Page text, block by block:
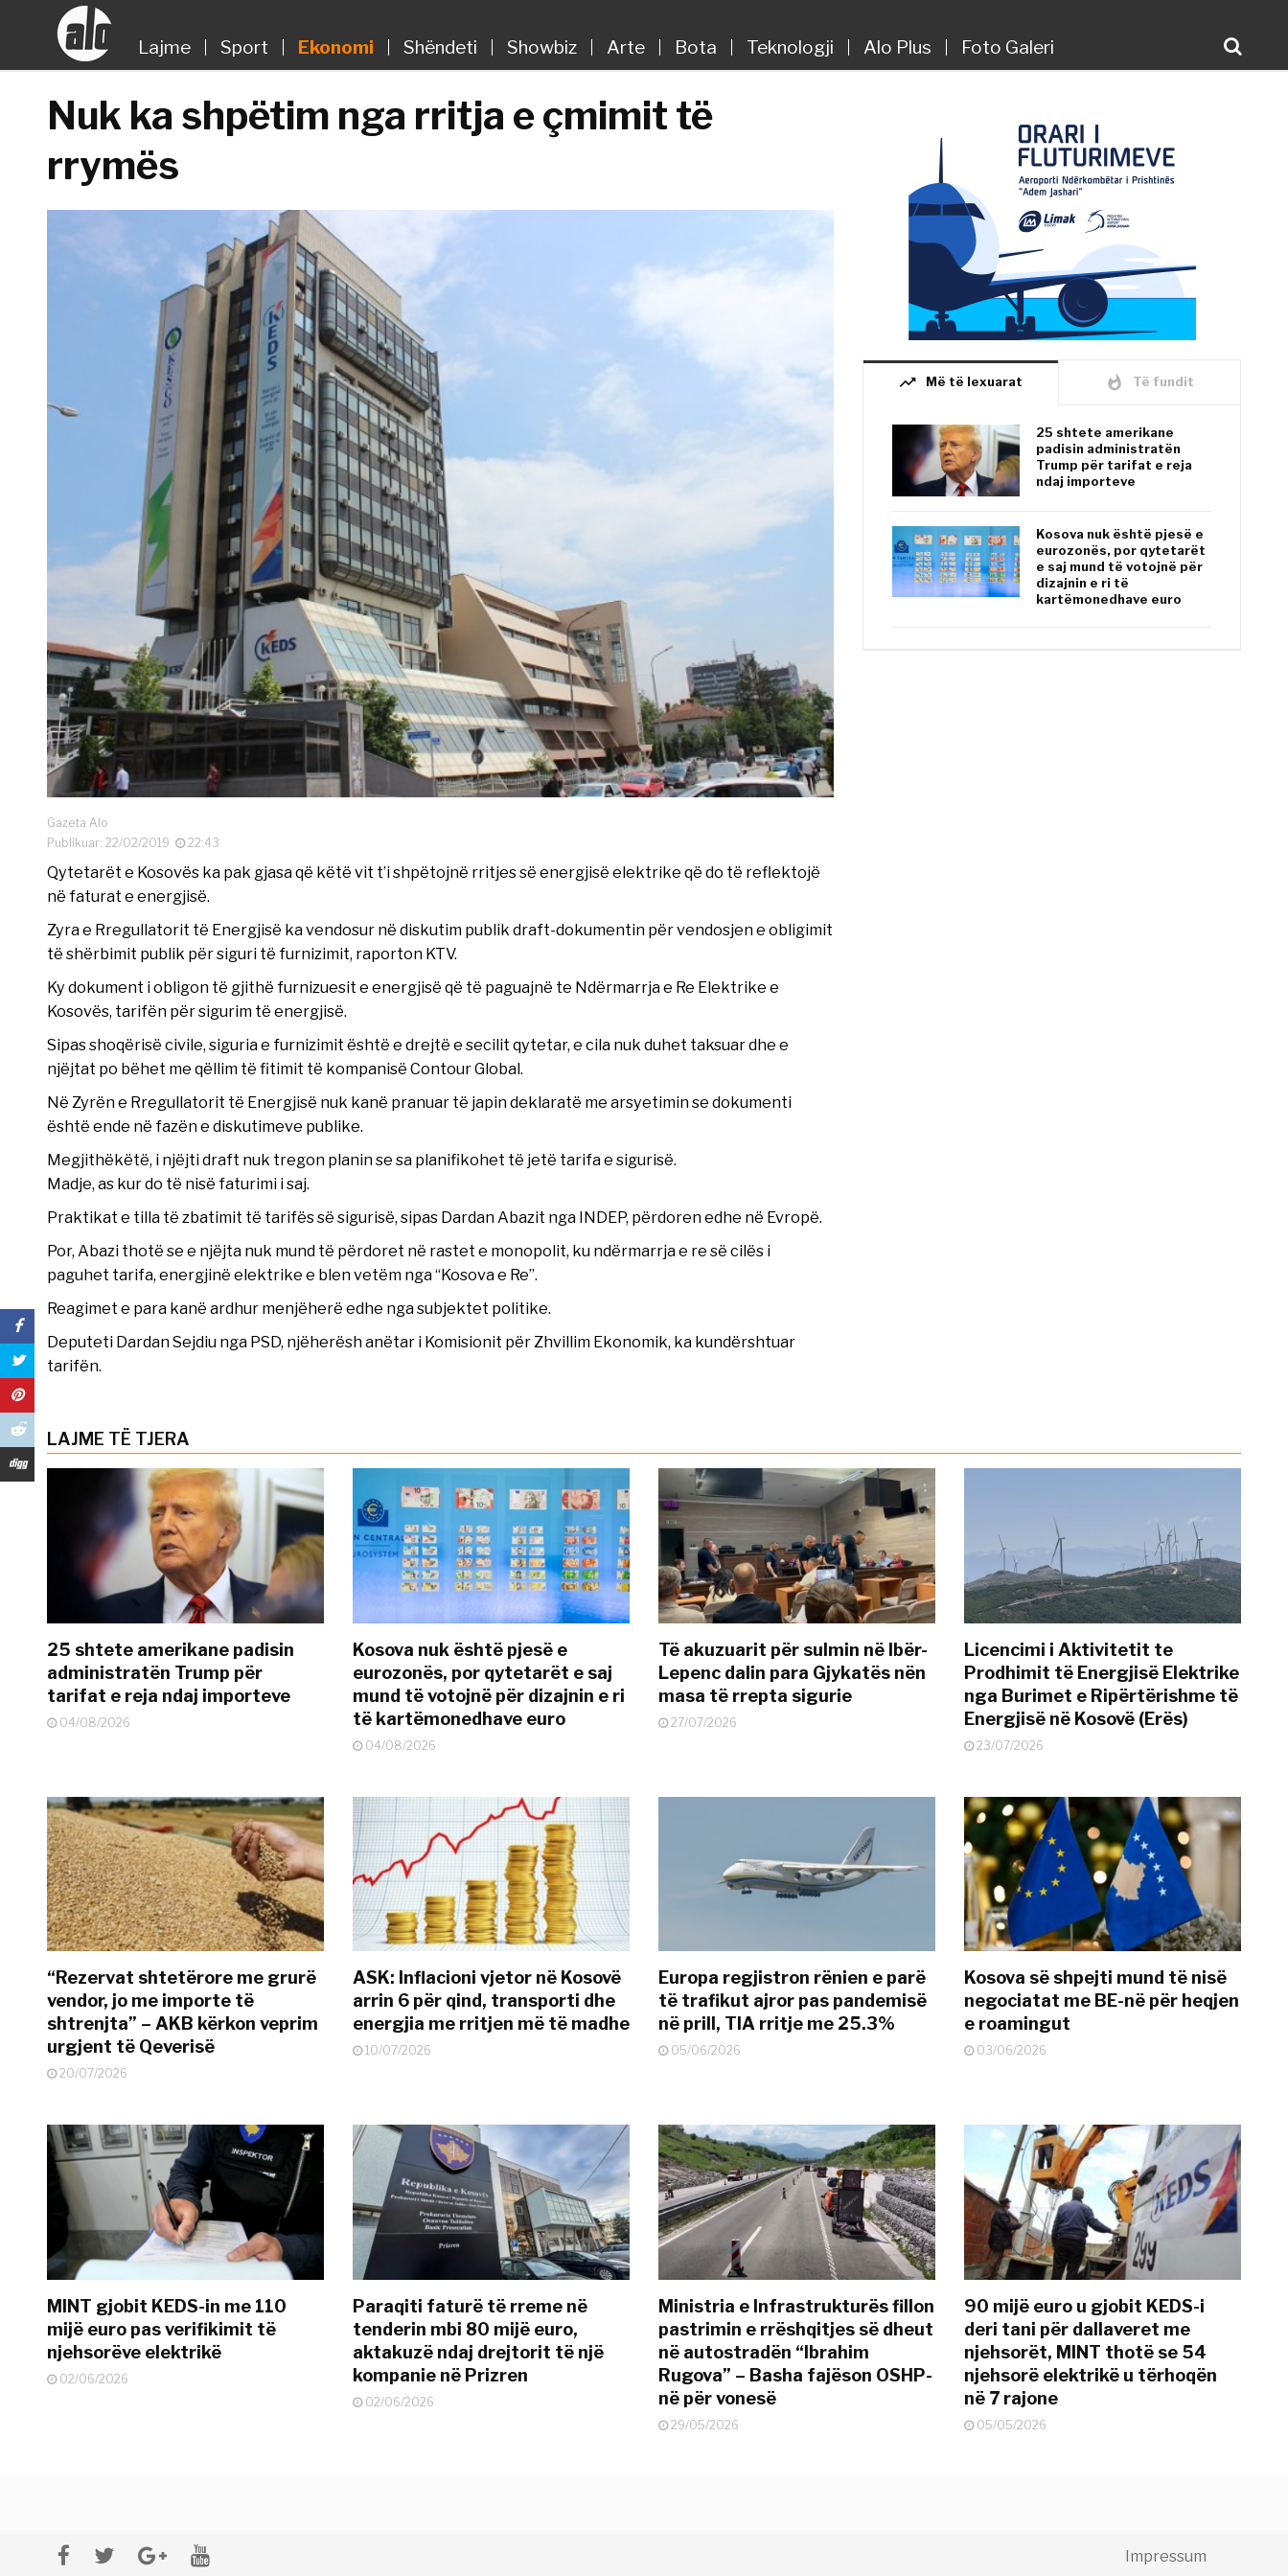
Lajme Sport Ekonomi Shëndeti Showbiz Arte Bota Teknologji Alo Plus Foto Galeri
Nuk ka shpëtim nga rritja e çmimit të
rrymës
Gazeta Alo
Publikuar: 22/02/2019
22:43
Qytetarët e Kosovës ka pak gjasa që këtë vit t’i shpëtojnë rritjes së energjisë elektrike që do të reflektojë
në faturat e energjisë.
Zyra e Rregullatorit të Energjisë ka vendosur në diskutim publik draft-dokumentin për vendosjen e obligimit
të shërbimit publik për siguri të furnizimit, raporton KTV.
Ky dokument i obligon të gjithë furnizuesit e energjisë që të paguajnë te Ndërmarrja e Re Elektrike e
Kosovës, tarifën për sigurim të energjisë.
Sipas shoqërisë civile, siguria e furnizimit është e drejtë e secilit qytetar, e cila nuk duhet taksuar dhe e
njëjtat po bëhet me qëllim të fitimit të kompanisë Contour Global.
Në Zyrën e Rregullatorit të Energjisë nuk kanë pranuar të japin deklaratë me arsyetimin se dokumenti
është ende në fazën e diskutimeve publike.
Megjithëkëtë, i njëjti draft nuk tregon planin se sa planifikohet të jetë tarifa e sigurisë.
Madje, as kur do të nisë faturimi i saj.
Praktikat e tilla të zbatimit të tarifës së sigurisë, sipas Dardan Abazit nga INDEP, përdoren edhe në Evropë.
Por, Abazi thotë se e njëjta nuk mund të përdoret në rastet e monopolit, ku ndërmarrja e re së cilës i
paguhet tarifa, energjinë elektrike e blen vetëm nga “Kosova e Re”.
Reagimet e para kanë ardhur menjëherë edhe nga subjektet politike.
Deputeti Dardan Sejdiu nga PSD, njëherësh anëtar i Komisionit për Zhvillim Ekonomik, ka kundërshtuar
tarifën.
trending_up Më të lexuarat whatshot Të fundit
25 shtete amerikane
padisin administratën
Trump për tarifat e reja
ndaj importeve
Kosova nuk është pjesë e
eurozonës, por qytetarët
e saj mund të votojnë për
dizajnin e ri të
kartëmonedhave euro
LAJME TË TJERA
25 shtete amerikane padisin
administratën Trump për
tarifat e reja ndaj importeve
04/08/2026
Kosova nuk është pjesë e
eurozonës, por qytetarët e saj
mund të votojnë për dizajnin e ri
të kartëmonedhave euro
04/08/2026
Të akuzuarit për sulmin në Ibër-
Lepenc dalin para Gjykatës nën
masa të rrepta sigurie
27/07/2026
Licencimi i Aktivitetit te
Prodhimit të Energjisë Elektrike
nga Burimet e Ripërtërishme të
Energjisë në Kosovë (Erës)
23/07/2026
“Rezervat shtetërore me grurë
vendor, jo me importe të
shtrenjta” – AKB kërkon veprim
urgjent të Qeverisë
20/07/2026
ASK: Inflacioni vjetor në Kosovë
arrin 6 për qind, transporti dhe
energjia me rritjen më të madhe
10/07/2026
Europa regjistron rënien e parë
të trafikut ajror pas pandemisë
në prill, TIA rritje me 25.3%
05/06/2026
Kosova së shpejti mund të nisë
negociatat me BE-në për heqjen
e roamingut
03/06/2026
MINT gjobit KEDS-in me 110
mijë euro pas verifikimit të
njehsorëve elektrikë
02/06/2026
Paraqiti faturë të rreme në
tenderin mbi 80 mijë euro,
aktakuzë ndaj drejtorit të një
kompanie në Prizren
02/06/2026
Ministria e Infrastrukturës fillon
pastrimin e rrëshqitjes së dheut
në autostradën “Ibrahim
Rugova” – Basha fajëson OSHP-
në për vonesë
29/05/2026
90 mijë euro u gjobit KEDS-i
deri tani për dallaveret me
njehsorët, MINT thotë se 54
njehsorë elektrikë u tërhoqën
në 7 rajone
05/05/2026
Impressum